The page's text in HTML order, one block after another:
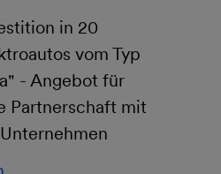
in 20
vom Typ
- Angebot für
Partnerschaft mit